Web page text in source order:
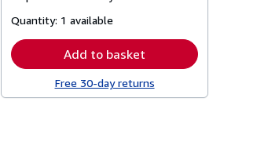
Quantity: 1 available
Add to basket
Free 30-day returns